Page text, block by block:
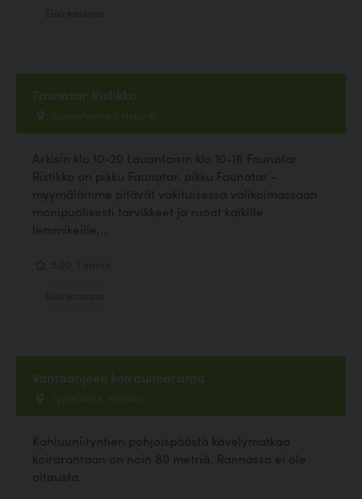
Faunatar Ristikko
Ajomiehentie 1, Helsinki
Arkisin klo 10-20 Lauantaisin klo 10-16 Faunatar
Ristikko on pikku Faunatar. pikku Faunatar -
myymälämme pitävät vakituisessa valikoimassaan
monipuolisesti tarvikkeet ja ruoat kaikille
lemmikeille,...
Vantaanjoen koirauimaranta
Tyyneläntie, Vantaa
Kahluuniityntien pohjoispäästä kävelymatkaa
koirarantaan on noin 80 metriä. Rannassa ei ole
aitausta.